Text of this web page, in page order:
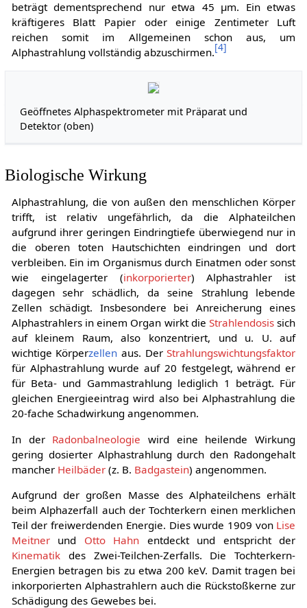
beträgt dementsprechend nur etwa 45 μm. Ein etwas
kräftigeres Blatt Papier oder einige Zentimeter Luft
reichen somit im Allgemeinen schon aus, um
Alphastrahlung vollständig abzuschirmen.[4]
Geöffnetes Alphaspektrometer mit Präparat und
Detektor (oben)
Biologische Wirkung
Alphastrahlung, die von außen den menschlichen Körper
trifft, ist relativ ungefährlich, da die Alphateilchen
aufgrund ihrer geringen Eindringtiefe überwiegend nur in
die oberen toten Hautschichten eindringen und dort
verbleiben. Ein im Organismus durch Einatmen oder sonst
wie eingelagerter (inkorporierter) Alphastrahler ist
dagegen sehr schädlich, da seine Strahlung lebende
Zellen schädigt. Insbesondere bei Anreicherung eines
Alphastrahlers in einem Organ wirkt die Strahlendosissich
auf kleinem Raum, also konzentriert, und u. U. auf
wichtige Körperzellen aus. DerStrahlungswichtungsfaktor
für Alphastrahlung wurde auf 20 festgelegt, während er
für Beta- und Gammastrahlung lediglich 1 beträgt. Für
gleichen Energieeintrag wird also bei Alphastrahlung die
20-fache Schadwirkung angenommen.
In der Radonbalneologie wird eine heilende Wirkung
gering dosierter Alphastrahlung durch den Radongehalt
mancher Heilbäder(z. B. Badgastein) angenommen.
Aufgrund der großen Masse des Alphateilchens erhält
beim Alphazerfall auch der Tochterkern einen merklichen
Teil der freiwerdenden Energie. Dies wurde 1909 von Lise
Meitnerund Otto Hahn entdeckt und entspricht der
Kinematikdes Zwei-Teilchen-Zerfalls. Die Tochterkern-
Energien betragen bis zu etwa 200 keV. Damit tragen bei
inkorporierten Alphastrahlern auch die Rückstoßkerne zur
Schädigung des Gewebes bei.